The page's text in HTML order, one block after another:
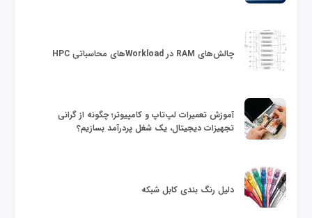
چالش‌های RAM در Workloadهای محاسباتی HPC
آموزش تعمیرات لپ‌تاپ و کامپیوتر؛ چگونه از گرانی
تجهیزات دیجیتال، یک شغل پردرآمد بسازیم؟
دلیل رنگ بندی کابل شبکه